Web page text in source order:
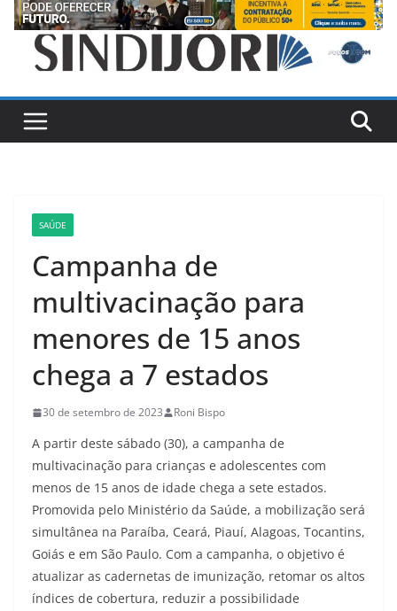
SAÚDE
Campanha de
multivacinação para
menores de 15 anos
chega a 7 estados
30 de setembro de 2023 Roni Bispo
A partir deste sábado (30), a campanha de
multivacinação para crianças e adolescentes com
menos de 15 anos de idade chega a sete estados.
Promovida pelo Ministério da Saúde, a mobilização será
simultânea na Paraíba, Ceará, Piauí, Alagoas, Tocantins,
Goiás e em São Paulo. Com a campanha, o objetivo é
atualizar as cadernetas de imunização, retomar os altos
índices de cobertura, reduzir a possibilidade